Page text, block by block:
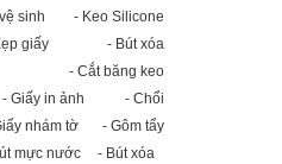
sinh
- Keo Silicone
giấy
- Bút xóa
- Cắt băng keo
- Giấy in ảnh
- Chổi
nhám tờ
- Gôm tẩy
mực nước - Bút xóa